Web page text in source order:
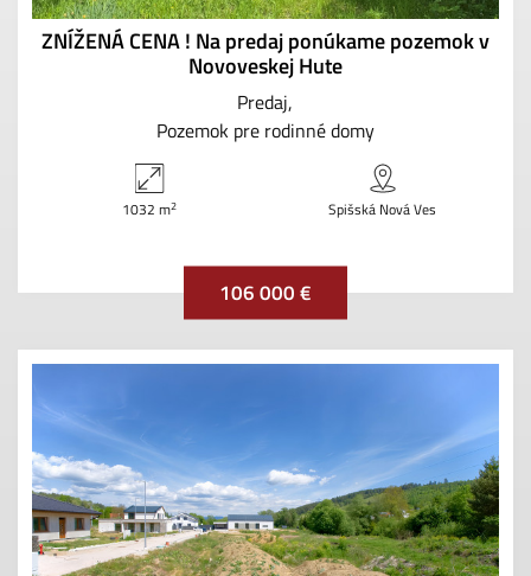
ZNÍŽENÁ CENA ! Na predaj ponúkame pozemok v
Novoveskej Hute
Predaj
Pozemok pre rodinné domy
1032 m2 Spišská Nová Ves
106 000 €